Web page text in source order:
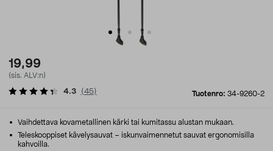
19,99
(sis. ALV:n)
Tuotenro: 34-9260-2
4.3 (45)
Vaihdettava kovametallinen kärki tai kumitassu alustan mukaan.
Teleskooppiset kävelysauvat – iskunvaimennetut sauvat ergonomisilla
kahvoilla.